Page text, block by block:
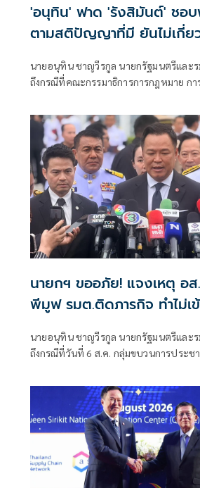
'อนุทิน' ฟาด 'รังสิมันต์' ชอบ
ตามสติปัญญาที่มี ยันไม่เกี่ย
นายอนุทิน ชาญวีรกูล นายกรัฐมนตรีและร
ถึงกรณีที่คณะกรรมาธิการการกฎหมาย ก
กรรมาธิการ มีการอ้างชื่อนายกรัฐมนตรี เ
ทุจริตสอบท้องถิ่น
นายกฯ ขออภัย! แจงเหตุ อ
พีมูฟ รมต.ติดภารกิจ ทำไม่เ
นายอนุทิน ชาญวีรกูล นายกรัฐมนตรีและร
ถึงกรณีที่วันที่ 6 ส.ค. กลุ่มขบวนการประช
การกำชับเพื่อไม่ให้เกิดการบานปลายอย่า